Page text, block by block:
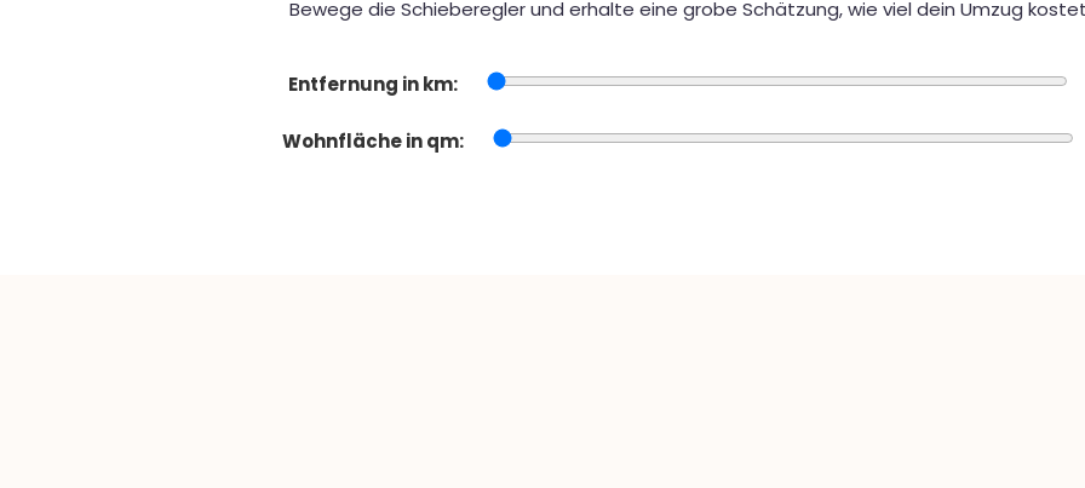
Bewege die Schieberegler und erhalte eine grobe Schätzung, wie viel dein Umzug
Entfernung in km:
Wohnfläche in qm: